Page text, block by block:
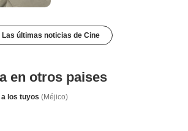
Las últimas noticias de Cine
en otros paises
los tuyos (Méjico)